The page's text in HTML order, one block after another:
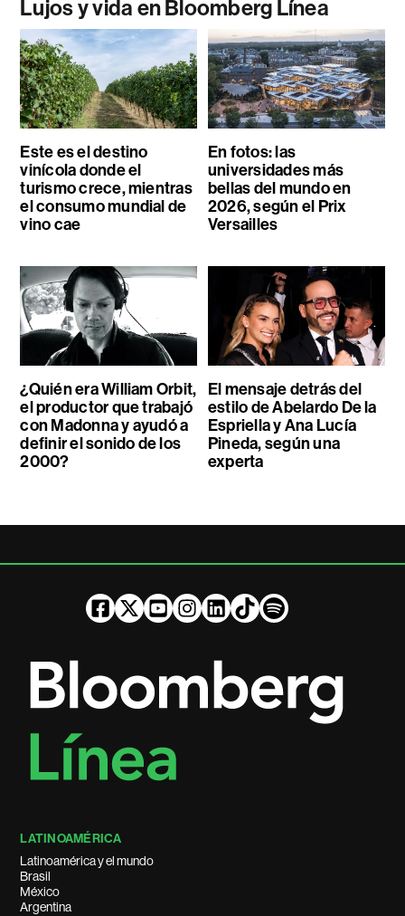
Lujos y vida en Bloomberg Línea
Este es el destino
vinícola donde el
turismo crece, mientras
el consumo mundial de
vino cae
En fotos: las
universidades más
bellas del mundo en
2026, según el Prix
Versailles
¿Quién era William Orbit,
el productor que trabajó
con Madonna y ayudó a
definir el sonido de los
2000?
El mensaje detrás del
estilo de Abelardo De la
Espriella y Ana Lucía
Pineda, según una
experta
LATINOAMÉRICA
Latinoamérica y el mundo
Brasil
México
Argentina